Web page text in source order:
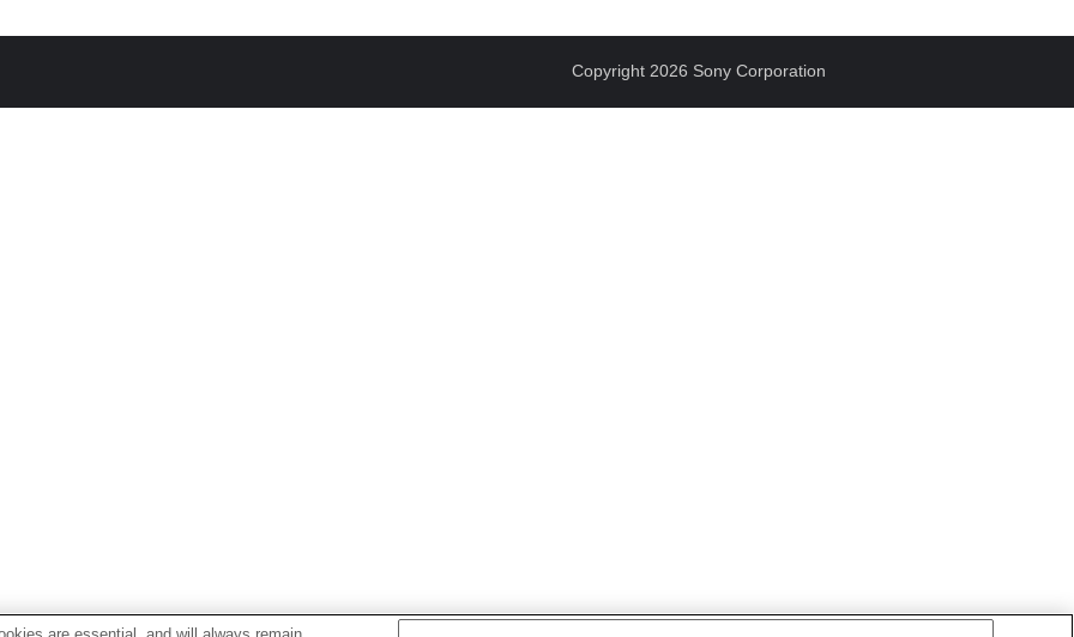
Copyright 2026 Sony Corporation